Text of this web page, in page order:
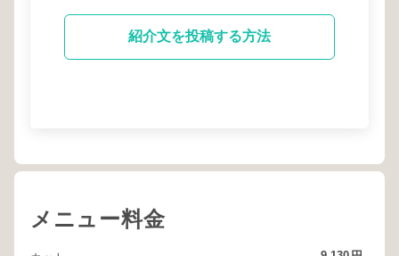
紹介文を投稿する方法
メニュー料金